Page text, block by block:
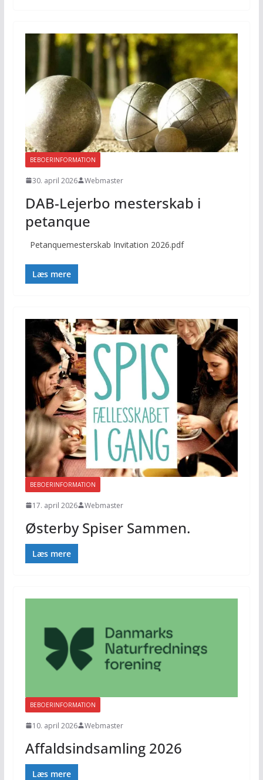
BEBOERINFORMATION
30. april 2026 Webmaster
DAB-Lejerbo mesterskab i
petanque
Petanquemesterskab Invitation 2026.pdf
Læs mere
BEBOERINFORMATION
17. april 2026 Webmaster
Østerby Spiser Sammen.
Læs mere
BEBOERINFORMATION
10. april 2026 Webmaster
Affaldsindsamling 2026
Læs mere